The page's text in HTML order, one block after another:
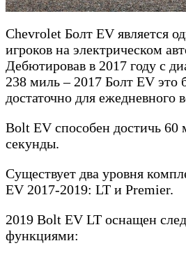
Chevrolet Болт EV является
игроков на электрическом
Дебютировав в 2017 году с
238 миль – 2017 Болт EV это
достаточно для ежедневного
Bolt EV способен достичь 60
секунды.
Существует два уровня
EV 2017-2019: LT и Premier.
2019 Bolt EV LT оснащен
функциями: